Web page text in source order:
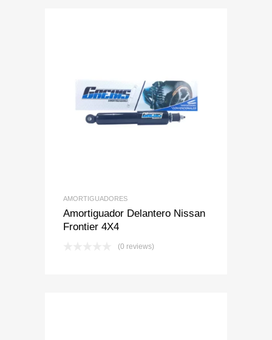
Add to Wishlist
Add to Compare
AMORTIGUADORES
Amortiguador Delantero Nissan
Frontier 4X4
(0 reviews)